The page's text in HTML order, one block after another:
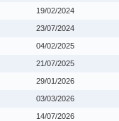
19/02/2024
23/07/2024
04/02/2025
21/07/2025
29/01/2026
03/03/2026
14/07/2026